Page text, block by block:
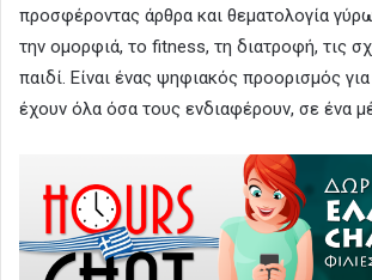
προσφέροντας άρθρα και θεματολογία
την ομορφιά, το fitness, τη διατροφή, τις
παιδί. Είναι ένας ψηφιακός προορισμός
έχουν όλα όσα τους ενδιαφέρουν, σε ένα